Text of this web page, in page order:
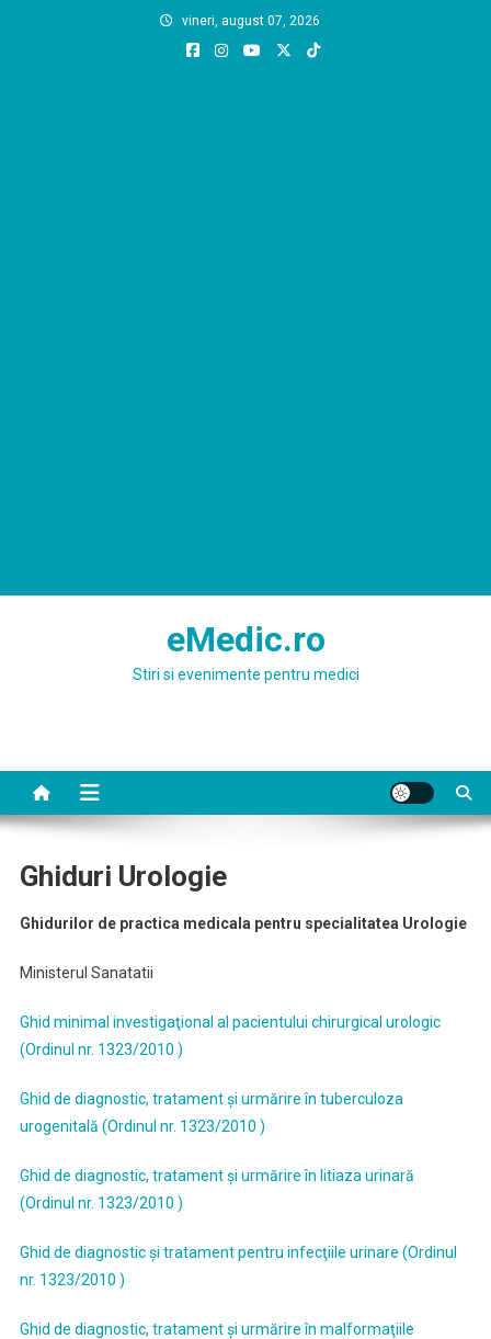
vineri, august 07, 2026
eMedic.ro
Stiri si evenimente pentru medici
Ghiduri Urologie
Ghidurilor de practica medicala pentru specialitatea Urologie
Ministerul Sanatatii
Ghid minimal investigaţional al pacientului chirurgical urologic
(Ordinul nr. 1323/2010 )
Ghid de diagnostic, tratament şi urmărire în tuberculoza
urogenitală (Ordinul nr. 1323/2010 )
Ghid de diagnostic, tratament şi urmărire în litiaza urinară
(Ordinul nr. 1323/2010 )
Ghid de diagnostic şi tratament pentru infecţiile urinare (Ordinul
nr. 1323/2010 )
Ghid de diagnostic, tratament şi urmărire în malformaţiile